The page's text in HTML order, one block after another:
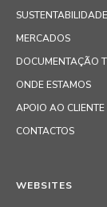
SUSTENTABILIDADE
MERCADOS
DOCUMENTAÇÃO
ONDE ESTAMOS
APOIO AO CLIENTE
CONTACTOS
WEBSITES